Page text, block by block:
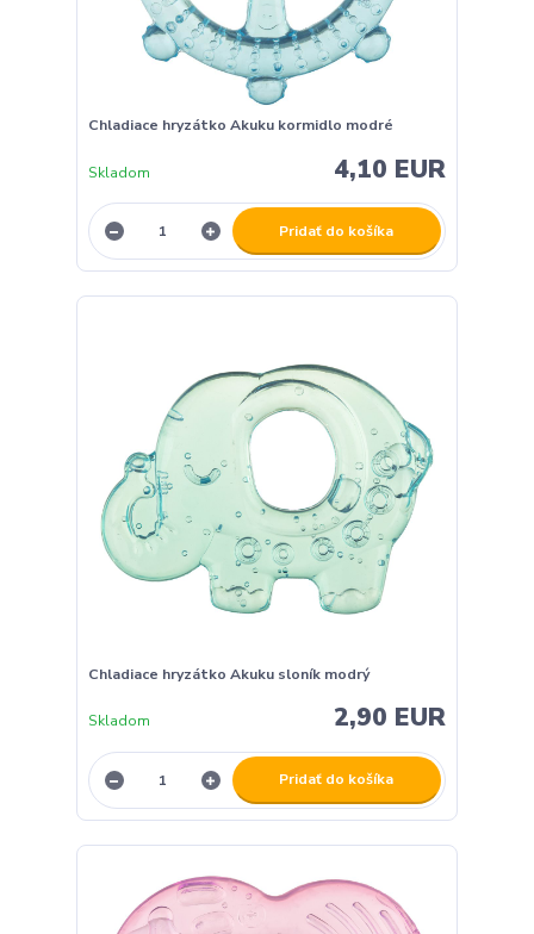
Chladiace hryzátko Akuku kormidlo modré
4,10 EUR
Skladom
Pridať do košíka
Chladiace hryzátko Akuku sloník modrý
2,90 EUR
Skladom
Pridať do košíka